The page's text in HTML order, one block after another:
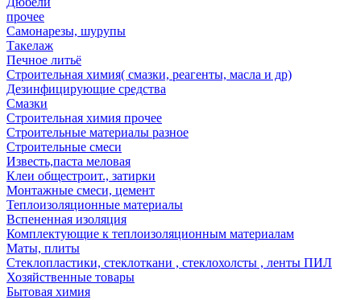
прочее
Самонарезы, шурупы
Такелаж
Печное литьё
Строительная химия( смазки, реагенты, масла и др)
Дезинфицирующие средства
Смазки
Строительная химия прочее
Строительные материалы разное
Строительные смеси
Известь,паста меловая
Клеи общестроит., затирки
Монтажные смеси, цемент
Теплоизоляционные материалы
Вспененная изоляция
Комплектующие к теплоизоляционным материалам
Маты, плиты
Стеклопластики, стеклоткани , стеклохолсты , ленты ПИЛ
Хозяйственные товары
Бытовая химия